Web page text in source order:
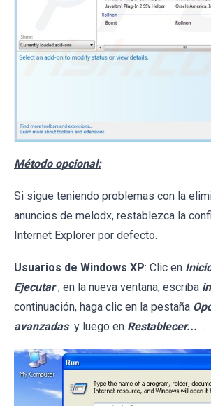
Método opcional:
Si sigue teniendo problemas con la
anuncios de melodx, restablezca la
Internet Explorer por defecto.
Usuarios de Windows XP: Clic en
Ejecutar ; en la nueva ventana, escriba
continuación, haga clic en la pestaña
avanzadas y luego en Restablecer... .